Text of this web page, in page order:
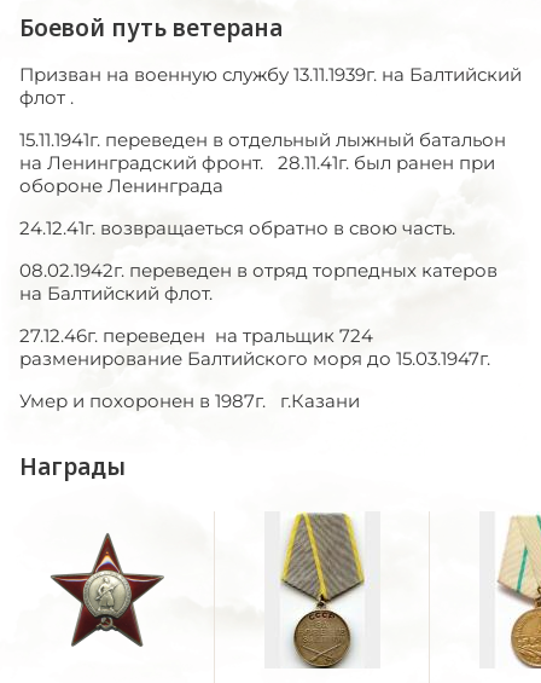
Боевой путь ветерана
Призван на военную службу 13.11.1939г. на Балтийский
флот .
15.11.1941г. переведен в отдельный лыжный батальон
на Ленинградский фронт. 28.11.41г. был ранен при
обороне Ленинграда
24.12.41г. возвращаеться обратно в свою часть.
08.02.1942г. переведен в отряд торпедных катеров
на Балтийский флот.
27.12.46г. переведен на тральщик 724
разменирование Балтийского моря до 15.03.1947г.
Умер и похоронен в 1987г. г.Казани
Награды